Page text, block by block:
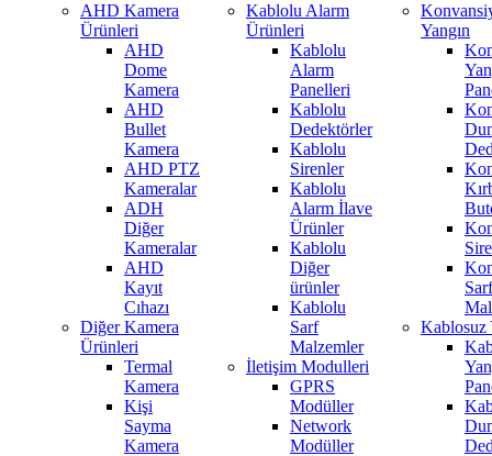
AHD Kamera
Ürünleri
AHD
Dome
Kamera
AHD
Bullet
Kamera
AHD PTZ
Kameralar
ADH
Diğer
Kameralar
AHD
Kayıt
Cıhazı
Diğer Kamera
Ürünleri
Termal
Kamera
Kişi
Sayma
Kamera
Kablolu Alarm
Ürünleri
Kablolu
Alarm
Panelleri
Kablolu
Dedektörler
Kablolu
Sirenler
Kablolu
Alarm İlave
Ürünler
Kablolu
Diğer
ürünler
Kablolu
Sarf
Malzemler
İletişim Modulleri
GPRS
Modüller
Network
Modüller
Yangın
Sarf
Kablosuz